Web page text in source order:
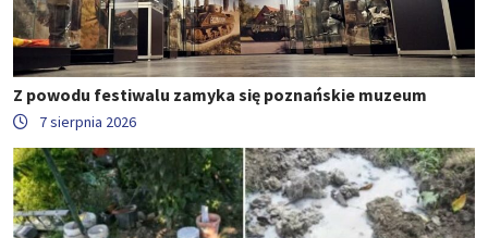
Z powodu festiwalu zamyka się poznańskie muzeum
7 sierpnia 2026